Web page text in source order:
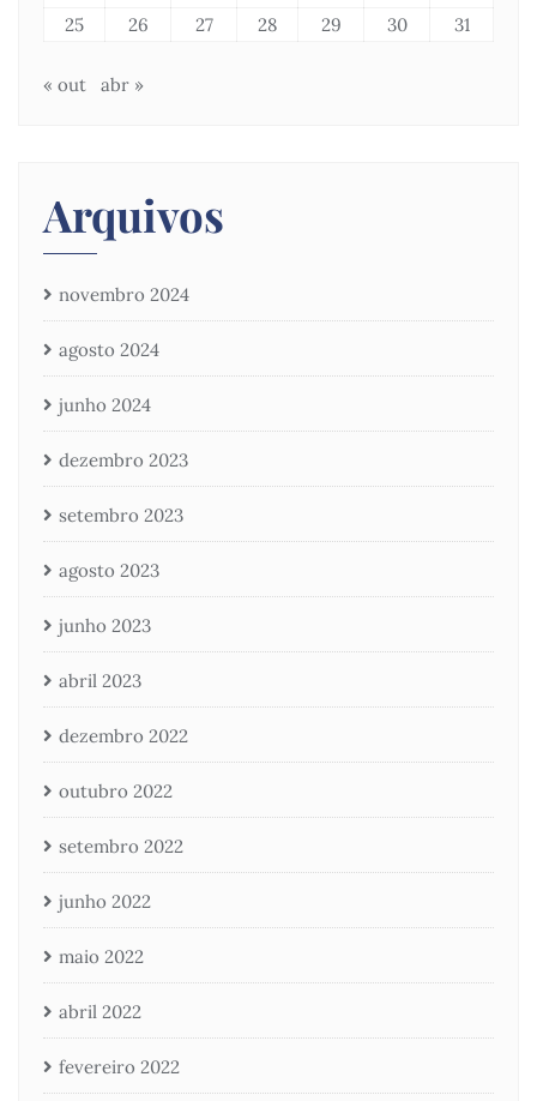
25
26 27 28 29 30 31
« out abr »
Arquivos
novembro 2024
agosto 2024
junho 2024
dezembro 2023
setembro 2023
agosto 2023
junho 2023
abril 2023
dezembro 2022
outubro 2022
setembro 2022
junho 2022
maio 2022
abril 2022
fevereiro 2022